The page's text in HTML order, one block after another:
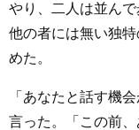
やり、二人は並ん
他の者には無い独
めた。
「あなたと話す機
言った。「この前